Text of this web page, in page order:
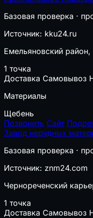
Базовая проверка ·
Источник: kku24.ru
Емельяновский
1 точка
Доставка Самовывоз
Материалы
Щебень
Позвонить Сайт
Завод нерудных
Базовая проверка ·
Источник: znm24.com
Чернореченский
1 точка
Доставка Самовывоз